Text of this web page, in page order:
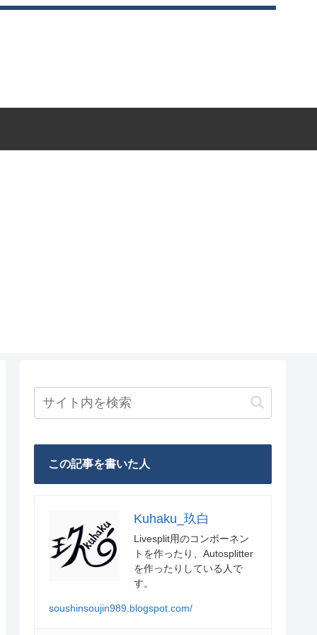
この記事を書いた人
Kuhaku_玖白
Livesplit用のコンポーネン
トを作ったり、Autosplitter
を作ったりしている人で
す。
soushinsoujin989.blogspot.com/